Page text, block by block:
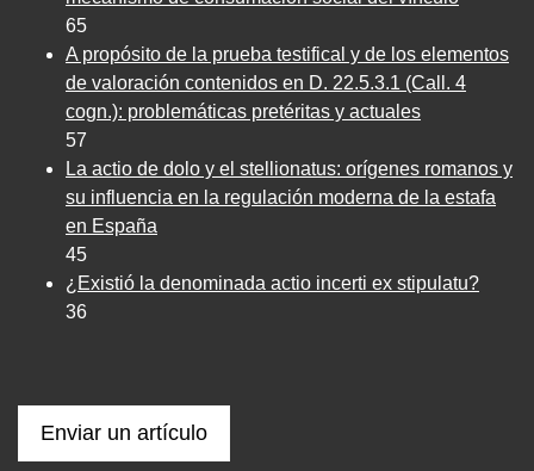
65
A propósito de la prueba testifical y de los elementos
de valoración contenidos en D. 22.5.3.1 (Call. 4
cogn.): problemáticas pretéritas y actuales
57
La actio de dolo y el stellionatus: orígenes romanos y
su influencia en la regulación moderna de la estafa
en España
45
¿Existió la denominada actio incerti ex stipulatu?
36
Enviar un artículo